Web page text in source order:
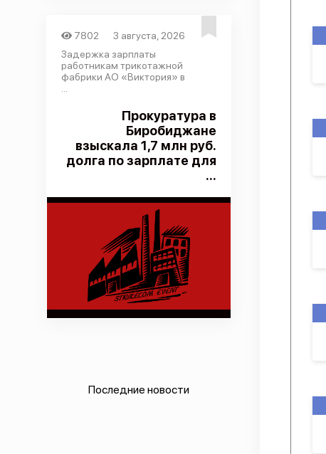
7802
3 августа, 2026
Задержка зарплаты
работникам трикотажной
фабрики АО «Виктория» в
Прокуратура в
Биробиджане
взыскала 1,7 млн руб.
долга по зарплате для
...
Последние новости